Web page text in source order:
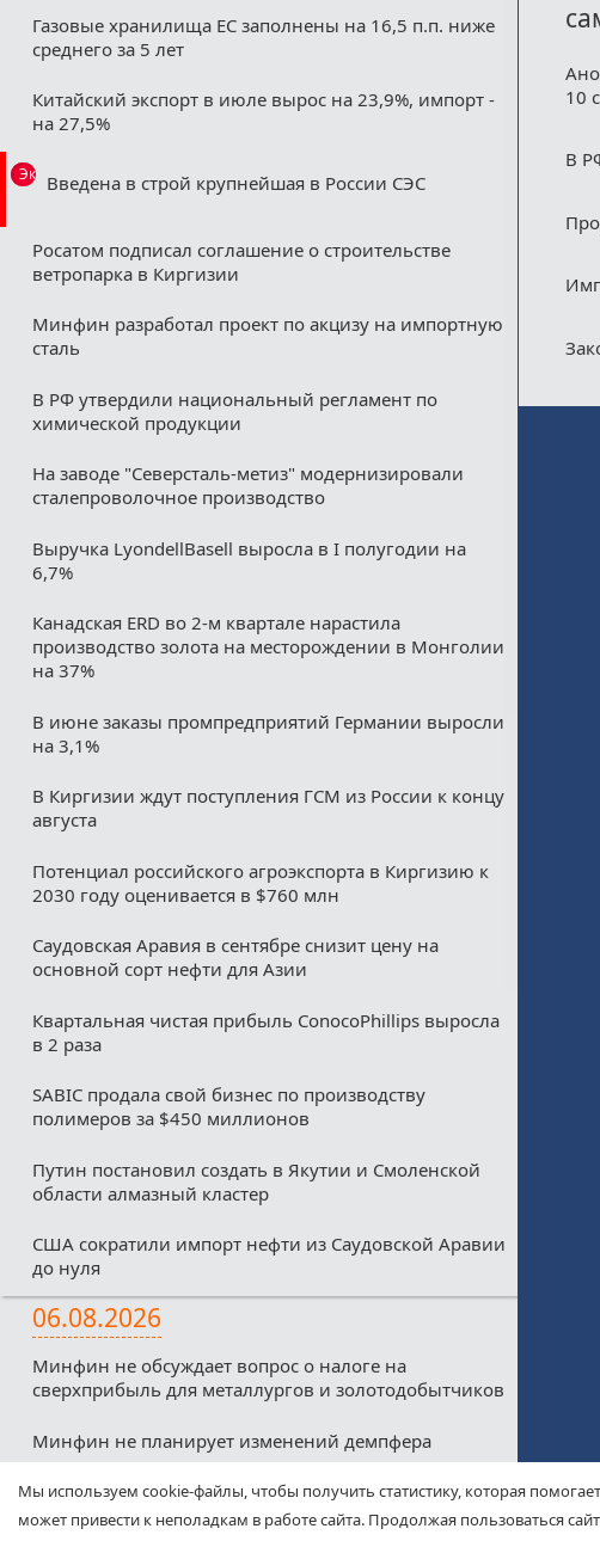
Газовые хранилища ЕС заполнены на 16,5 п.п. ниже
среднего за 5 лет
Китайский экспорт в июле вырос на 23,9%, импорт -
на 27,5%
Эксклюзив
Введена в строй крупнейшая в России СЭС
Росатом подписал соглашение о строительстве
ветропарка в Киргизии
Минфин разработал проект по акцизу на импортную
сталь
В РФ утвердили национальный регламент по
химической продукции
На заводе "Северсталь-метиз" модернизировали
сталепроволочное производство
Выручка LyondellBasell выросла в I полугодии на
6,7%
Канадская ERD во 2-м квартале нарастила
производство золота на месторождении в Монголии
на 37%
В июне заказы промпредприятий Германии выросли
на 3,1%
В Киргизии ждут поступления ГСМ из России к концу
августа
Потенциал российского агроэкспорта в Киргизию к
2030 году оценивается в $760 млн
Саудовская Аравия в сентябре снизит цену на
основной сорт нефти для Азии
Квартальная чистая прибыль ConocoPhillips выросла
в 2 раза
SABIC продала свой бизнес по производству
полимеров за $450 миллионов
Путин постановил создать в Якутии и Смоленской
области алмазный кластер
США сократили импорт нефти из Саудовской Аравии
до нуля
06.08.2026
Минфин не обсуждает вопрос о налоге на
сверхприбыль для металлургов и золотодобытчиков
Минфин не планирует изменений демпфера
Минфин против любых налоговых льгот для малых
нефтекомпаний из-за дефицитного бюджета
10
В
Мы используем cookie-файлы, чтобы получить статистику, которая
может привести к неполадкам в работе сайта. Продолжая пользоваться